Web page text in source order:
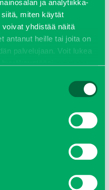
ja analytiikka-
miten käytät
yhdistää näitä
antanut heille tai joita on
palvelujaan. Voit lukea
meillä on toimipiste